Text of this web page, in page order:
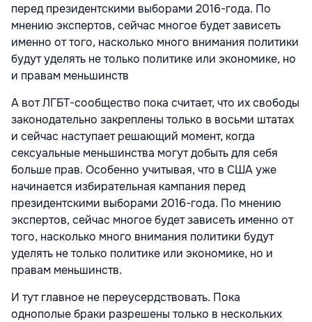
перед президентскими выборами 2016-года. По
мнению экспертов, сейчас многое будет зависеть
именно от того, насколько много внимания политики
будут уделять не только политике или экономике, но
и правам меньшинств
А вот ЛГБТ-сообщество пока считает, что их свободы
законодательно закреплены только в восьми штатах
и сейчас наступает решающий момент, когда
сексуальные меньшинства могут добыть для себя
больше прав. Особенно учитывая, что в США уже
начинается избирательная кампания перед
президентскими выборами 2016-года. По мнению
экспертов, сейчас многое будет зависеть именно от
того, насколько много внимания политики будут
уделять не только политике или экономике, но и
правам меньшинств.
И тут главное не переусердствовать. Пока
однополые браки разрешены только в нескольких